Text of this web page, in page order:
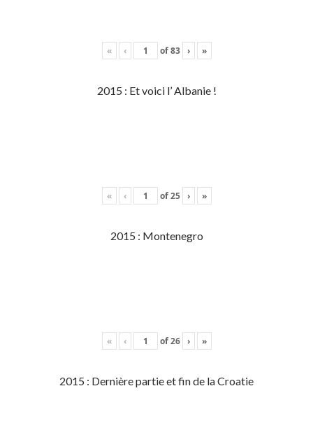
« ‹ of83 › »
2015 : Et voici l’ Albanie !
« ‹ of25 › »
2015 : Montenegro
« ‹ of26 › »
2015 : Dernière partie et fin de la Croatie